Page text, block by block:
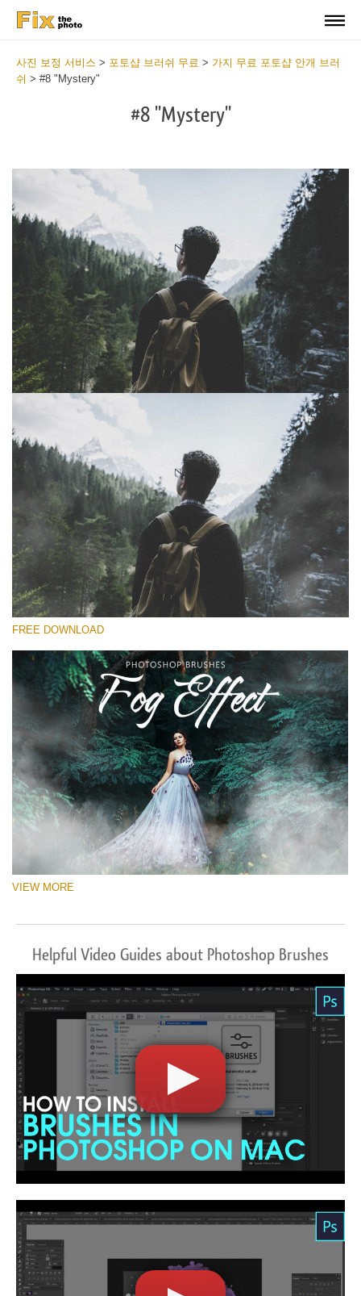
사진 보정 서비스 > 포토샵 브러쉬 무료 > 가지 무료 포토샵 안개 브러
쉬 > #8 "Mystery"
#8 "Mystery"
선택 해주세요
Free Ps Brush #8
Fog Effect
(30 Ps Brushes)
무료 다운로드
FREE DOWNLOAD
VIEW MORE
Helpful Video Guides about Photoshop Brushes